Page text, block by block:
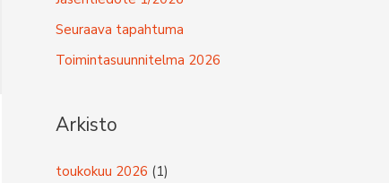
Seuraava tapahtuma
Toimintasuunnitelma 2026
Arkisto
toukokuu 2026 (1)